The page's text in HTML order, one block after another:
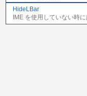
HideLBar
IME を使用していない時